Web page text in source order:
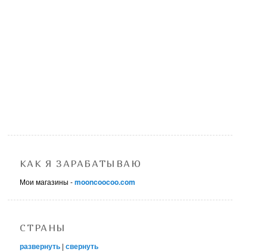
КАК Я ЗАРАБАТЫВАЮ
Мои магазины -mooncoocoo.com
СТРАНЫ
развернуть |свернуть